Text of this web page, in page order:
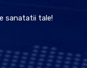
sanatatii tale!